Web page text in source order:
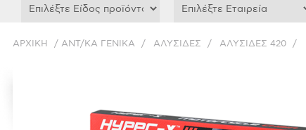
ΑΡΧΙΚΉ / ΑΝΤ/ΚΑ ΓΕΝΙΚΑ / ΑΛΥΣΙΔΕΣ / ΑΛΥΣΙΔΕΣ 420 /